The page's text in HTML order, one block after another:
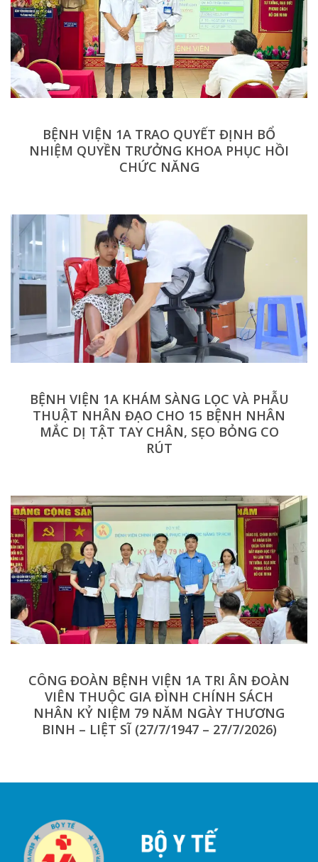
BỆNH VIỆN 1A TRAO QUYẾT ĐỊNH BỔ
NHIỆM QUYỀN TRƯỞNG KHOA PHỤC HỒI
CHỨC NĂNG
BỆNH VIỆN 1A KHÁM SÀNG LỌC VÀ PHẪU
THUẬT NHÂN ĐẠO CHO 15 BỆNH NHÂN
MẮC DỊ TẬT TAY CHÂN, SẸO BỎNG CO
RÚT
CÔNG ĐOÀN BỆNH VIỆN 1A TRI ÂN ĐOÀN
VIÊN THUỘC GIA ĐÌNH CHÍNH SÁCH
NHÂN KỶ NIỆM 79 NĂM NGÀY THƯƠNG
BINH – LIỆT SĨ (27/7/1947 – 27/7/2026)